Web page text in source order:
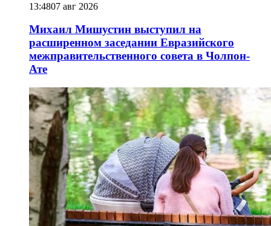
13:4807 авг 2026
Михаил Мишустин выступил на
расширенном заседании Евразийского
межправительственного совета в Чолпон-
Ате